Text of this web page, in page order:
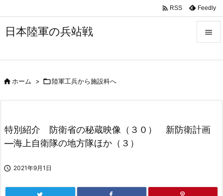
日本陸軍の兵站戦 


 RSS Feedly
ホーム > 陸軍工兵から施設科へ
特別紹介 防衛省の秘蔵映像（３０） 新防衛計画
―海上自衛隊の地方隊ほか（３）
 2021年9月1日